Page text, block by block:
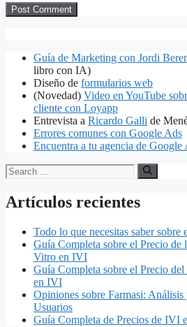
Guía de Marketing con Jordi
libro con IA)
Diseño de formularios web
(Novedad) Video en YouTube
cliente con Loyapp
Entrevista a Ricardo Galli de
Errores comunes con Google Ads
Encuentra a tu agencia de
Search
for:
Artículos recientes
Todo lo que necesitas saber
Guía Completa sobre el Precio de
Vitro en IVI
Guía Completa sobre el Precio
en IVI
Opiniones sobre Farmasi:
Usuarios
Guía Completa de Precios de IVI